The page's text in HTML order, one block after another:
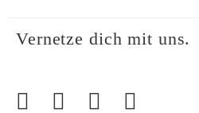
Vernetze dich mit uns.